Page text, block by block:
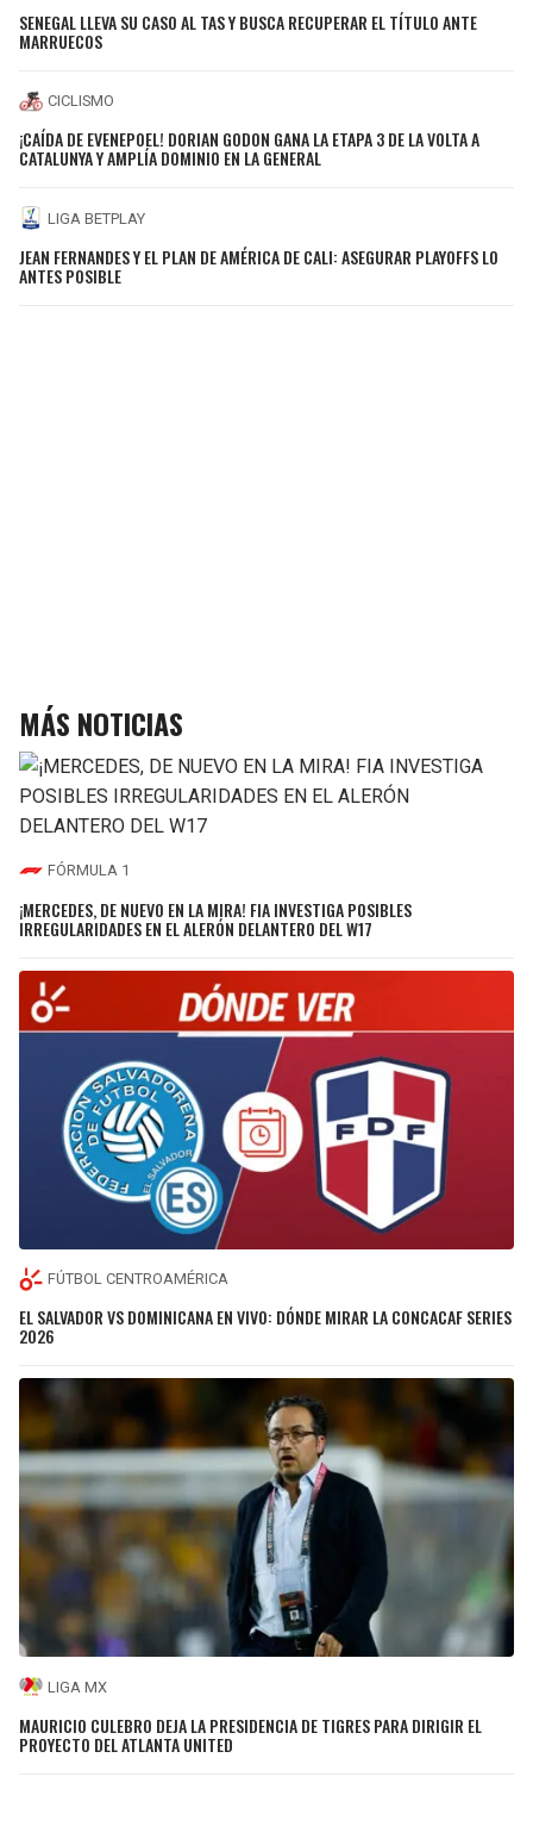
SENEGAL LLEVA SU CASO AL TAS Y BUSCA RECUPERAR EL TÍTULO ANTE
MARRUECOS
CICLISMO
¡CAÍDA DE EVENEPOEL! DORIAN GODON GANA LA ETAPA 3 DE LA VOLTA A
CATALUNYA Y AMPLÍA DOMINIO EN LA GENERAL
LIGA BETPLAY
JEAN FERNANDES Y EL PLAN DE AMÉRICA DE CALI: ASEGURAR PLAYOFFS LO
ANTES POSIBLE
MÁS NOTICIAS
FÓRMULA 1
¡MERCEDES, DE NUEVO EN LA MIRA! FIA INVESTIGA POSIBLES
IRREGULARIDADES EN EL ALERÓN DELANTERO DEL W17
FÚTBOL CENTROAMÉRICA
EL SALVADOR VS DOMINICANA EN VIVO: DÓNDE MIRAR LA CONCACAF SERIES
2026
LIGA MX
MAURICIO CULEBRO DEJA LA PRESIDENCIA DE TIGRES PARA DIRIGIR EL
PROYECTO DEL ATLANTA UNITED